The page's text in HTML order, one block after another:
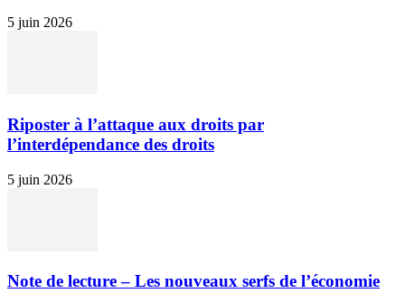
5 juin 2026
Riposter à l’attaque aux droits par
l’interdépendance des droits
5 juin 2026
Note de lecture – Les nouveaux serfs de l’économie